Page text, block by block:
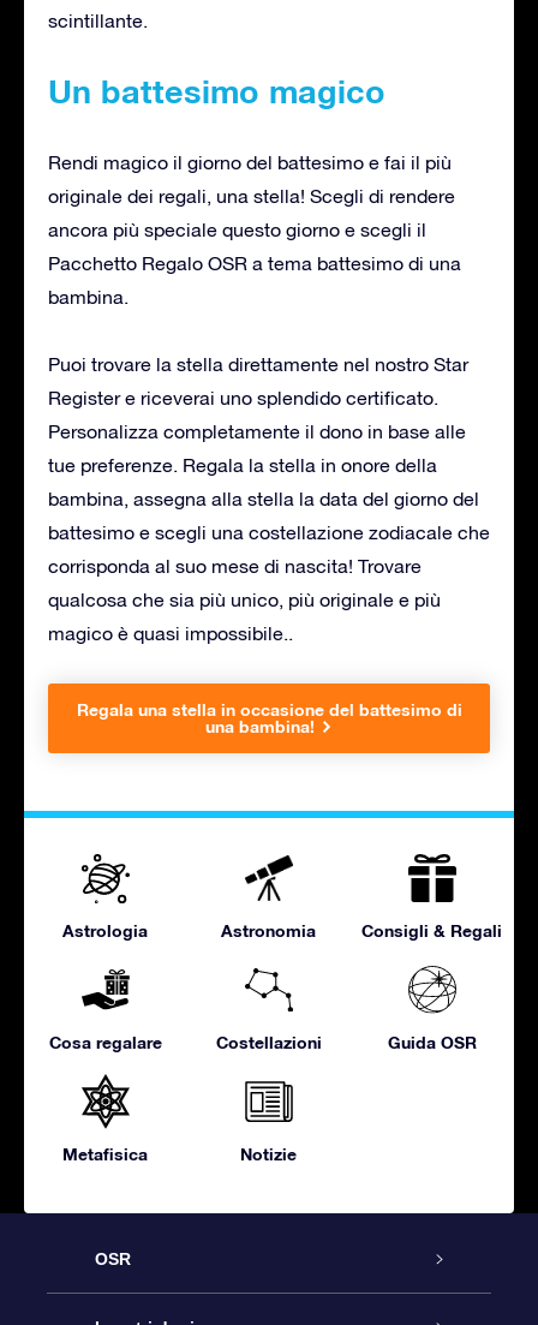
scintillante.
Un battesimo magico
Rendi magico il giorno del battesimo e fai il più
originale dei regali, una stella! Scegli di rendere
ancora più speciale questo giorno e scegli il
Pacchetto Regalo OSR a tema battesimo di una
bambina.
Puoi trovare la stella direttamente nel nostro Star
Register e riceverai uno splendido certificato.
Personalizza completamente il dono in base alle
tue preferenze. Regala la stella in onore della
bambina, assegna alla stella la data del giorno del
battesimo e scegli una costellazione zodiacale che
corrisponda al suo mese di nascita! Trovare
qualcosa che sia più unico, più originale e più
magico è quasi impossibile..
Regala una stella in occasione del battesimo di
una bambina!
Astrologia Astronomia Consigli & Regali
Cosa regalare Costellazioni Guida OSR
Metafisica Notizie
OSR